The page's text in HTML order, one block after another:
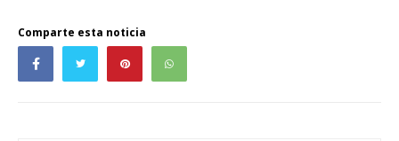
Comparte esta noticia